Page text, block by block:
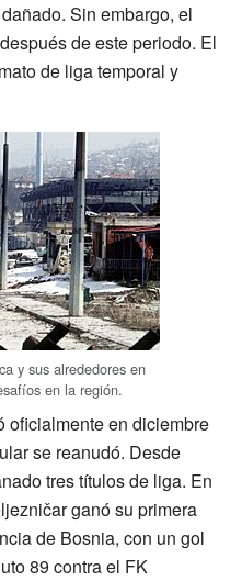
Sin embargo, el
de este periodo. El
de liga temporal y
y sus alrededores en
en la región.
oficialmente en diciembre
se reanudó. Desde
tres títulos de liga. En
ganó su primera
de Bosnia, con un gol
89 contra el FK